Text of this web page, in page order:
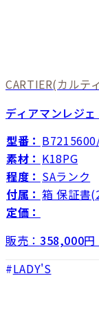
CARTIER(カルテ
ディアマンレジ
型番：
素材： K18PG
程度： SAランク
付属： 箱 保証書
定価：
販売： 358,000円
LADY'S